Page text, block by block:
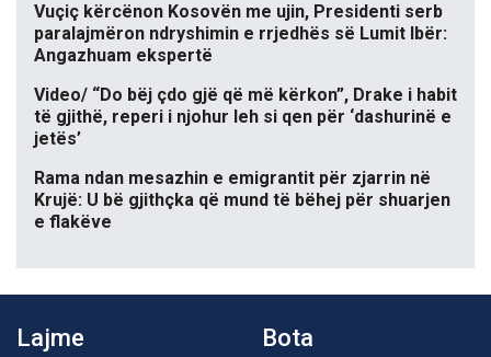
Vuçiç kërcënon Kosovën me ujin, Presidenti serb
paralajmëron ndryshimin e rrjedhës së Lumit Ibër:
Angazhuam ekspertë
Video/ “Do bëj çdo gjë që më kërkon”, Drake i habit
të gjithë, reperi i njohur leh si qen për ‘dashurinë e
jetës’
Rama ndan mesazhin e emigrantit për zjarrin në
Krujë: U bë gjithçka që mund të bëhej për shuarjen
e flakëve
Lajme Bota